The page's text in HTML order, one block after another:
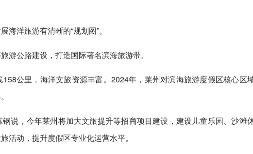
洋旅游有清晰的“规划图”。
游公路建设，打造国际著名滨海旅游带。
公里，海洋文旅资源丰富。2024年，莱州对滨海旅游度假区核心区
说，今年莱州将加大文旅提升等招商项目建设，建设儿童乐园、沙滩
活动，提升度假区专业化运营水平。